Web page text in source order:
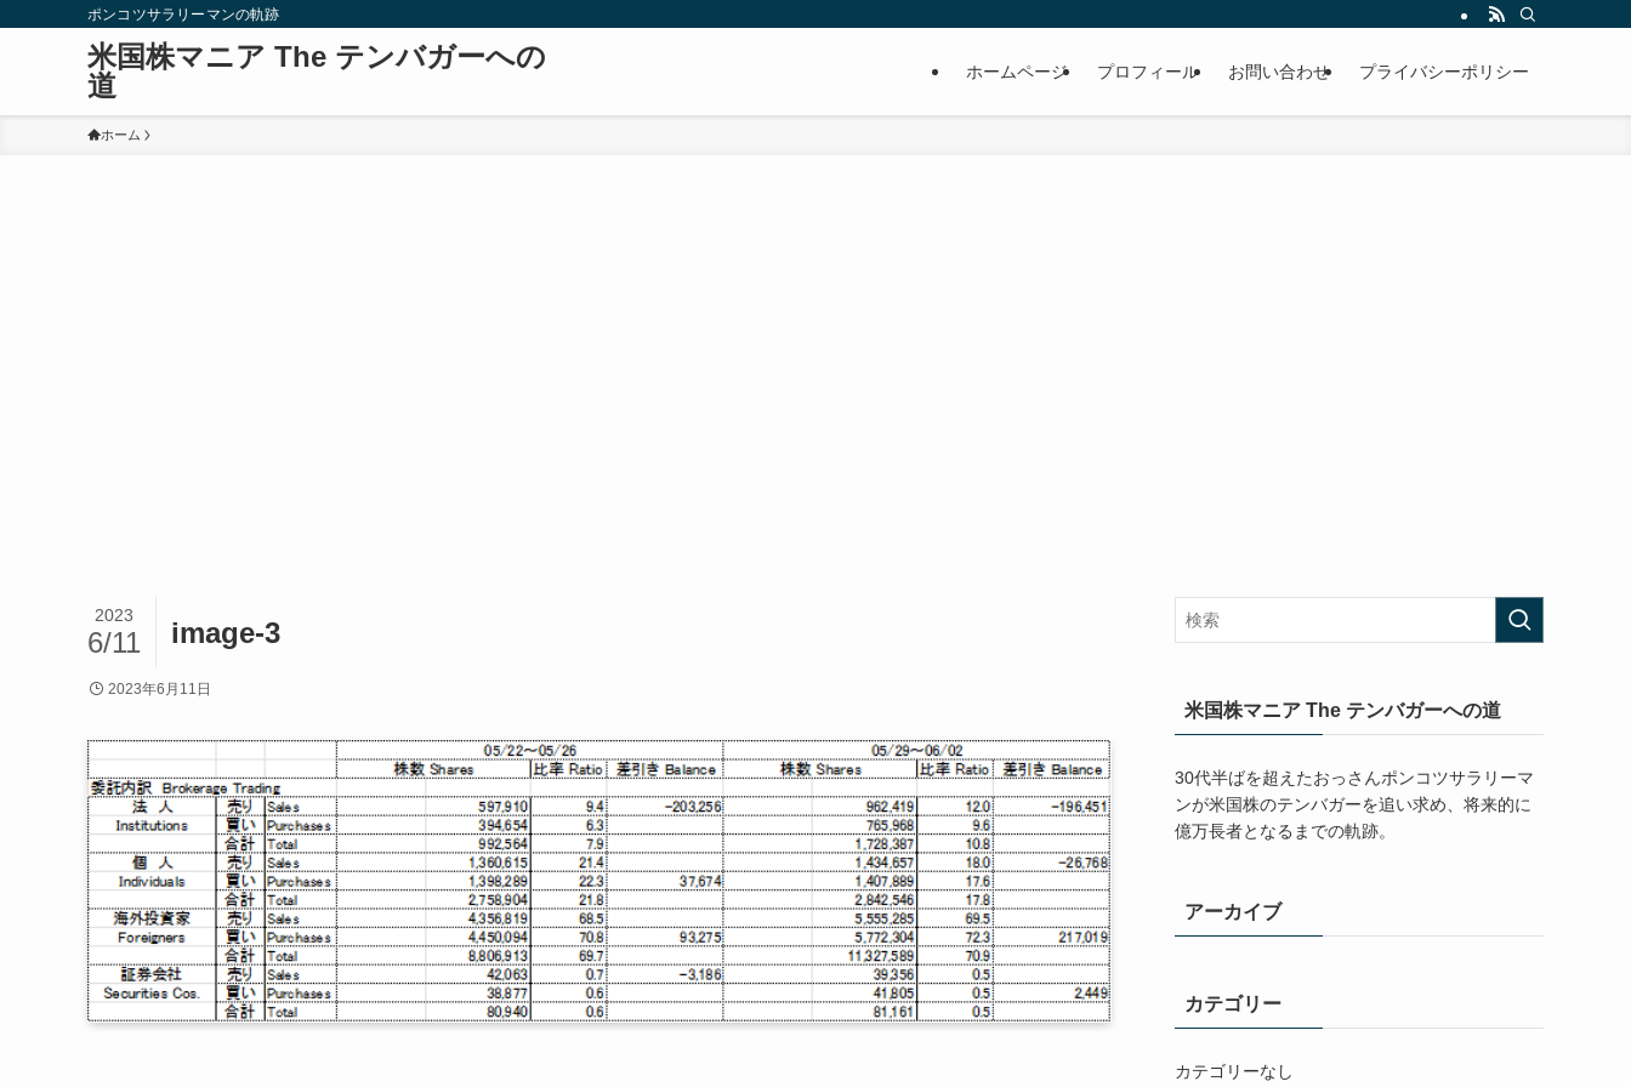
ポンコツサラリーマンの軌跡
米国株マニア The テンバガーへの
道
ホームページ プロフィール お問い合わせ プライバシーポリシー
ホーム
image-3
2023
6/11
2023年6月11日
米国株マニア The テンバガーへの道
30代半ばを超えたおっさんポンコツサラリーマ
ンが米国株のテンバガーを追い求め、将来的に
億万長者となるまでの軌跡。
アーカイブ
カテゴリー
カテゴリーなし